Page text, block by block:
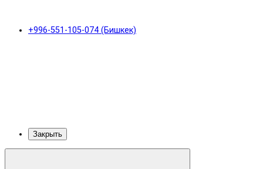
+996-551-105-074 (Бишкек)
Закрыть